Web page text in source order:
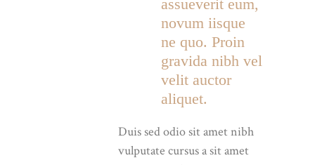
assueverit eum,
novum iisque
ne quo. Proin
gravida nibh vel
velit auctor
aliquet.
Duis sed odio sit amet nibh
vulputate cursus a sit amet